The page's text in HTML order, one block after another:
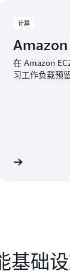
计算
Amazon
在 Amazon
习工作负载预
基础